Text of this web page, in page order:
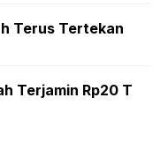
Terus Tertekan
Terjamin Rp20 T